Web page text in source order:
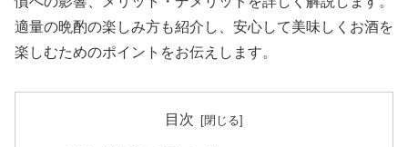
適量の晩酌の楽しみ方も紹介し、安心して美味しくお酒を
楽しむためのポイントをお伝えします。
目次